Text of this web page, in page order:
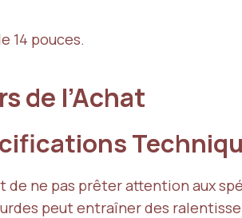
14 pouces.
de l’Achat
de ne pas prêter attention aux
peut entraîner des